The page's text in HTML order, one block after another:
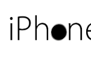
contenuto